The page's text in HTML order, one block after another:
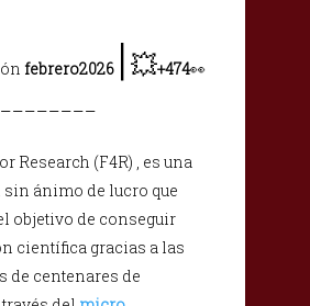
febrero2026 |💥+474👀
Research (F4R) , es una
ánimo de lucro que
objetivo de conseguir
científica gracias a las
de centenares de